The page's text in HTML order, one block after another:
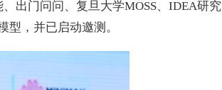
、出门问问、复旦大学MOSS、IDEA研究
，并已启动邀测。